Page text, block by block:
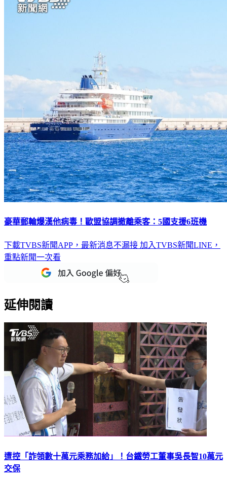
豪華郵輪爆漢他病毒！歐盟協調撤離乘客：5國支援6班機
下載TVBS新聞APP，最新消息不漏接 加入TVBS新聞LINE，
重點新聞一次看
延伸閱讀
遭控「詐領數十萬元乘務加給」！台鐵勞工董事吳長智10萬元
交保